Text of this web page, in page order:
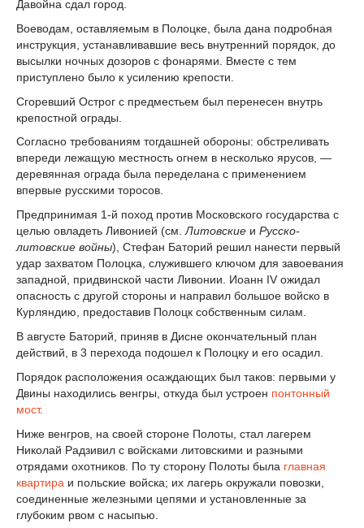
Давойна сдал город.
Воеводам, оставляемым в Полоцке, была дана подробная
инструкция, устанавливавшие весь внутренний порядок, до
высылки ночных дозоров с фонарями. Вместе с тем
приступлено было к усилению крепости.
Сгоревший Острог с предместьем был перенесен внутрь
крепостной ограды.
Согласно требованиям тогдашней обороны: обстреливать
впереди лежащую местность огнем в несколько ярусов, —
деревянная ограда была переделана с применением
впервые русскими торосов.
Предпринимая 1-й поход против Московского государства с
целью овладеть Ливонией (см. Литовские и Русско-
литовские войны), Стефан Баторий решил нанести первый
удар захватом Полоцка, служившего ключом для завоевания
западной, придвинской части Ливонии. Иоанн IV ожидал
опасность с другой стороны и направил большое войско в
Курляндию, предоставив Полоцк собственным силам.
В августе Баторий, приняв в Дисне окончательный план
действий, в 3 перехода подошел к Полоцку и его осадил.
Порядок расположения осаждающих был таков: первыми у
Двины находились венгры, откуда был устроен понтонный
мост.
Ниже венгров, на своей стороне Полоты, стал лагерем
Николай Радзивил с войсками литовскими и разными
отрядами охотников. По ту сторону Полоты была главная
квартира и польские войска; их лагерь окружали повозки,
соединенные железными цепями и установленные за
глубоким рвом с насыпью.